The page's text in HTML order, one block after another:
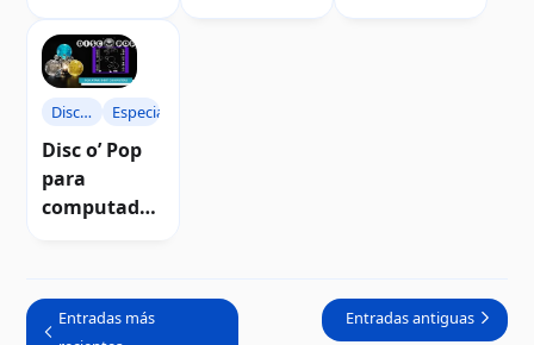
bits |
Análisis
Disc
o’
Especiales
Disc o’ Pop
para
computador
Análisis
Entradas más
Entradas antiguas